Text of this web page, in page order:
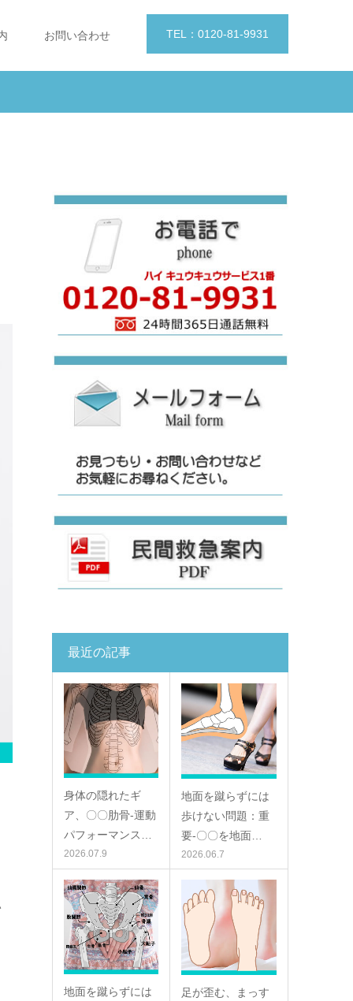
TEL：0120-81-9931
お問い合わせ
最近の記事
身体の隠れたギ
ア、〇〇肋骨-運動
パフォーマンス…
2026.07.9
地面を蹴らずには
歩けない問題：重
要-〇〇を地面…
2026.06.7
地面を蹴らずには
足が歪む、まっす